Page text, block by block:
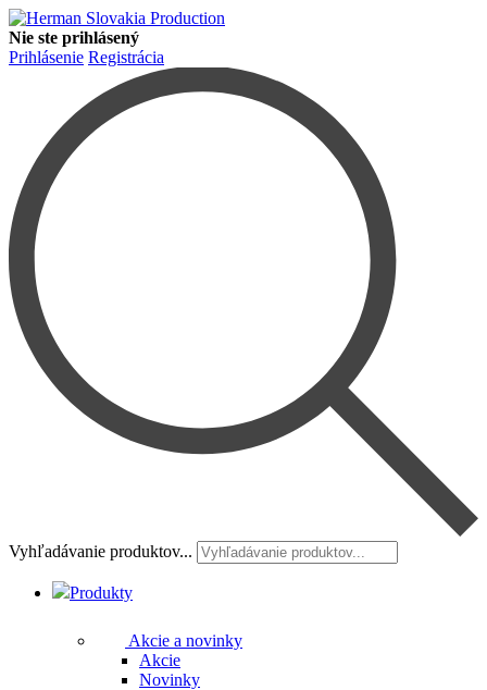
Nie ste prihlásený
Prihlásenie Registrácia
Vyhľadávanie produktov...
Produkty
Akcie a novinky
Akcie
Novinky